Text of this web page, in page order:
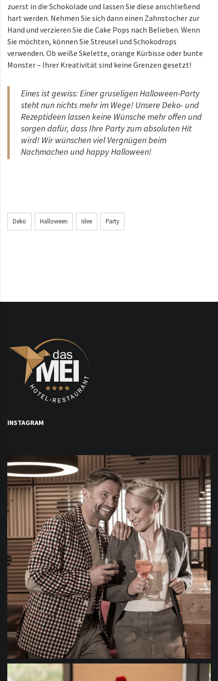
zuerst in die Schokolade und lassen Sie diese anschließend
hart werden. Nehmen Sie sich dann einen Zahnstocher zur
Hand und verzieren Sie die Cake Pops nach Belieben. Wenn
Sie möchten, können Sie Streusel und Schokodrops
verwenden. Ob weiße Skelette, orange Kürbisse oder bunte
Monster – Ihrer Kreativität sind keine Grenzen gesetzt!
Eines ist gewiss: Einer gruseligen Halloween-Party
steht nun nichts mehr im Wege! Unsere Deko- und
Rezeptideen lassen keine Wünsche mehr offen und
sorgen dafür, dass Ihre Party zum absoluten Hit
wird! Wir wünschen viel Vergnügen beim
Nachmachen und happy Halloween!
Deko Halloween Idee Party
INSTAGRAM